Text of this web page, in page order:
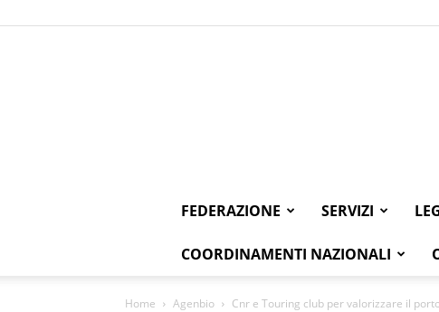
FEDERAZIONE SERVIZI
COORDINAMENTI NAZIONALI
Home Agenbio Cnr e Touring club per valorizzare il